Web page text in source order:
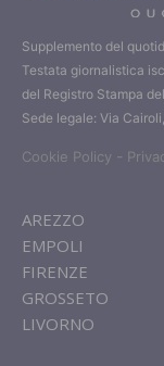
Supplemento del
Testata giornalistica
del Registro Stampa
Sede legale: Via
Cookie Policy -
AREZZO
EMPOLI
FIRENZE
GROSSETO
LIVORNO